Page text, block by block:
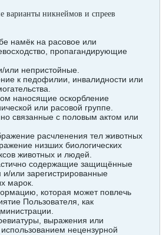
варианты никнеймов и спреев
намёк на расовое или
пропагандирующие
или непристойные.
к педофилии, инвалидности или
наносящие оскорбление
или расовой группе.
связанные с половым актом или
расчленения тел животных
низших биологических
животных и людей.
содержащие защищённые
или зарегистрированные
марок.
которая может повлечь
Пользователя, как
выражения или
нецензурной